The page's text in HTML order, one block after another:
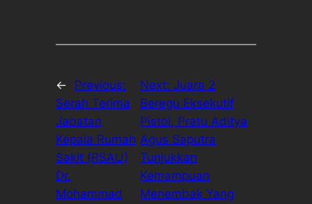
←
Previous:
Serah Terima
Jabatan
Kepala Rumah
Sakit (RSAU)
Dr.
Mohammad
Next:Juara 2
Beregu Eksekutif
Pistol, Pratu Aditya
Agus Saputra
Tunjukkan
Kemampuan
Menembak Yang